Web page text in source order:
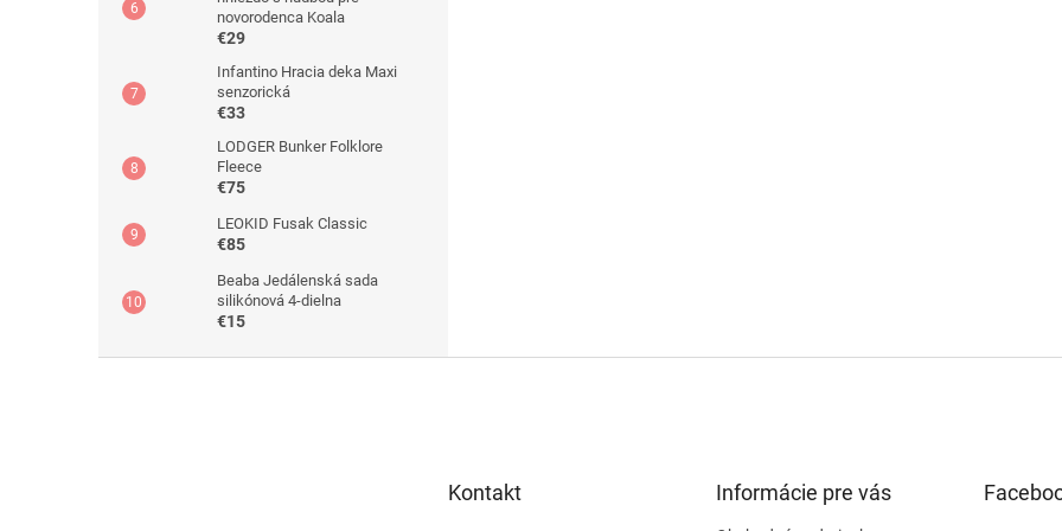
novorodenca Koala
€29
Infantino Hracia deka Maxi
senzorická
€33
LODGER Bunker Folklore
Fleece
€75
LEOKID Fusak Classic
€85
Beaba Jedálenská sada
silikónová 4-dielna
€15
Kontakt Informácie pre vás